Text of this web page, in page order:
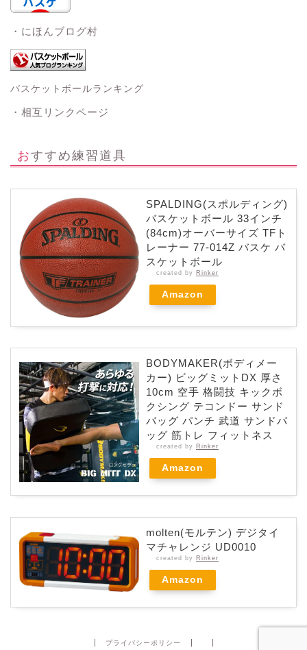
・にほんブログ村
バスケットボールランキング
・相互リンクページ
おすすめ練習道具
SPALDING(スポルディング)
バスケットボール 33インチ
(84cm)オーバーサイズ TFト
レーナー 77-014Z バスケ バ
スケットボール
created by Rinker
Amazon
BODYMAKER(ボディメー
カー) ビッグミットDX 厚さ
10cm 空手 格闘技 キックボ
クシング テコンドー サンド
バッグ パンチ 武道 サンドバ
ッグ 筋トレ フィットネス
created by Rinker
Amazon
molten(モルテン) デジタイ
マチャレンジ UD0010
created by Rinker
Amazon
プライバシーポリシー